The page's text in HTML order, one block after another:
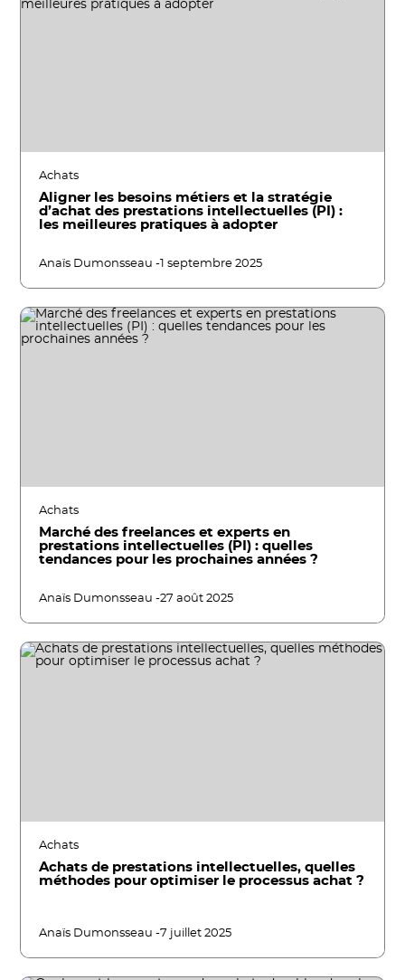
Achats
Aligner les besoins métiers et la stratégie
d’achat des prestations intellectuelles (PI) :
les meilleures pratiques à adopter
Anaïs Dumonsseau -1 septembre 2025
Achats
Marché des freelances et experts en
prestations intellectuelles (PI) : quelles
tendances pour les prochaines années ?
Anaïs Dumonsseau -27 août 2025
Achats
Achats de prestations intellectuelles, quelles
méthodes pour optimiser le processus achat ?
Anaïs Dumonsseau -7 juillet 2025